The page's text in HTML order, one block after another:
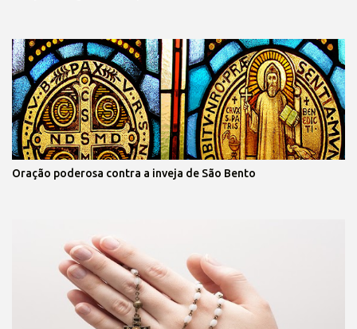
Oração poderosa contra a inveja de São Bento